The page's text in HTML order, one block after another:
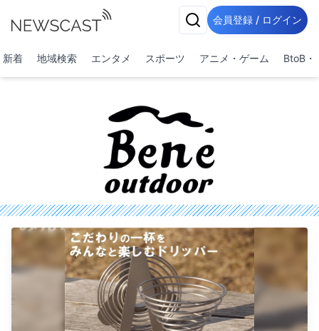
会員登録 / ログイン
新着 地域検索 エンタメ スポーツ アニメ・ゲーム BtoB・